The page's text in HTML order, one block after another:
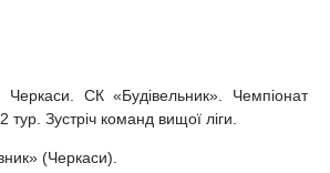
СК «Будівельник». Чемпіонат
тур. Зустріч команд вищої ліги.
(Черкаси).